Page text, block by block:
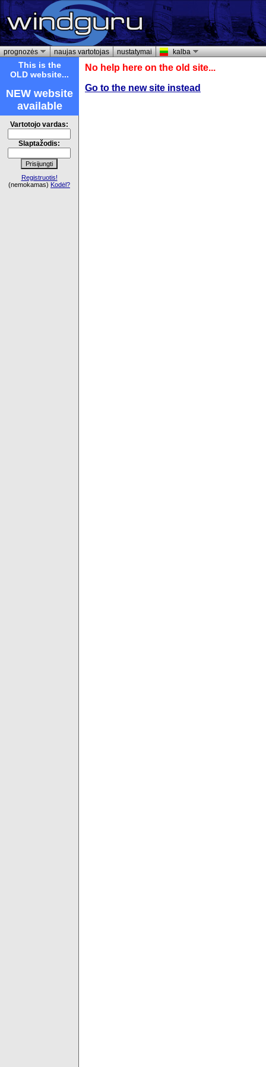
prognozės naujas vartotojas nustatymai kalba
This is the
OLD website...
NEW website
available
Vartotojo vardas:
Slaptažodis:
Registruotis!
(nemokamas) Kodėl?
No help here on the old site...
Go to the new site instead